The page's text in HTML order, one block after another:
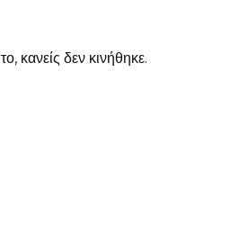
κανείς δεν κινήθηκε.